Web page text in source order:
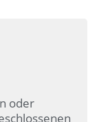
oder